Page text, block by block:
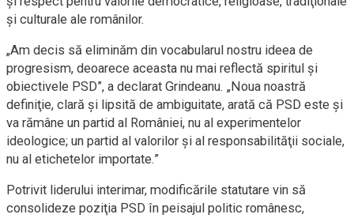
şi culturale ale românilor.
„Am decis să eliminăm din vocabularul nostru ideea de
progresism, deoarece aceasta nu mai reflectă spiritul şi
obiectivele PSD”, a declarat Grindeanu. „Noua noastră
definiţie, clară şi lipsită de ambiguitate, arată că PSD este şi
va rămâne un partid al României, nu al experimentelor
ideologice; un partid al valorilor şi al responsabilităţii sociale,
nu al etichetelor importate.”
Potrivit liderului interimar, modificările statutare vin să
consolideze poziţia PSD în peisajul politic românesc,